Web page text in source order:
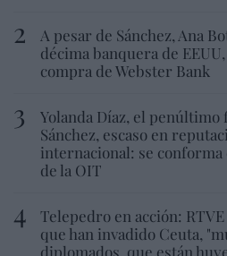
A pesar de Sánchez, Ana
décima banquera de
compra de Webster Bank
Yolanda Díaz, el
Sánchez, escaso en
internacional: se
de la OIT
Telepedro en acción:
que han invadido Ceuta,
diplomados, que están